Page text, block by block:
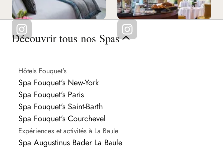
Découvrir tous nos Spas
Hôtels Fouquet's
Spa Fouquet's New-York
Spa Fouquet's Paris
Spa Fouquet's Saint-Barth
Spa Fouquet's Courchevel
Expériences et activités à La Baule
Spa Augustinus Bader La Baule